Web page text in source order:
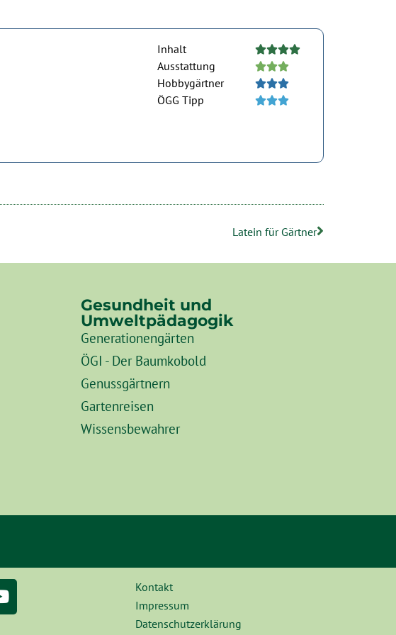
Inhalt 
Ausstattung 
Hobbygärtner 
ÖGG Tipp 
Latein für Gärtner
Gesundheit und
Umweltpädagogik
Generationengärten
ÖGI - Der Baumkobold
Genussgärtnern
Gartenreisen
Wissensbewahrer
Kontakt
Impressum
Datenschutzerklärung